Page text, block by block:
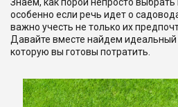
Знаем, как порой непросто
особенно если речь идет о
важно учесть не только их
Давайте вместе найдем идеальный
которую вы готовы потратить.